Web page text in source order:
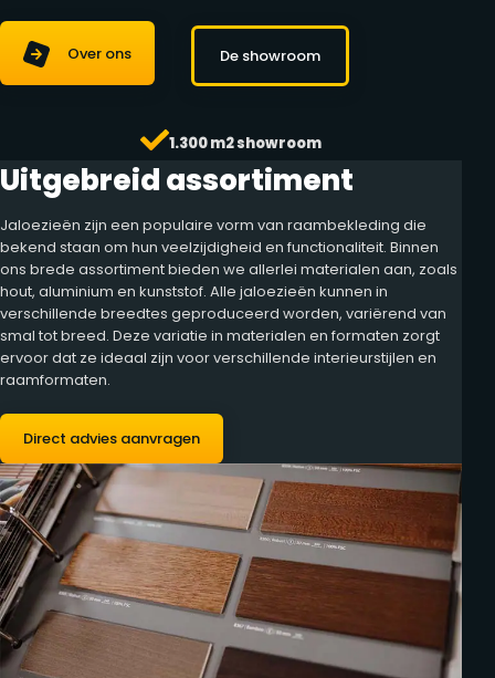
Over ons De showroom
1.300 m2 showroom
Uitgebreid assortiment
Jaloezieën zijn een populaire vorm van raambekleding die
bekend staan om hun veelzijdigheid en functionaliteit. Binnen
ons brede assortiment bieden we allerlei materialen aan, zoals
hout, aluminium en kunststof. Alle jaloezieën kunnen in
verschillende breedtes geproduceerd worden, variërend van
smal tot breed. Deze variatie in materialen en formaten zorgt
ervoor dat ze ideaal zijn voor verschillende interieurstijlen en
raamformaten.
Direct advies aanvragen